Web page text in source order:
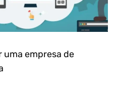
empresa de